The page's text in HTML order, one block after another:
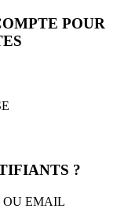
POUR
?
EMAIL